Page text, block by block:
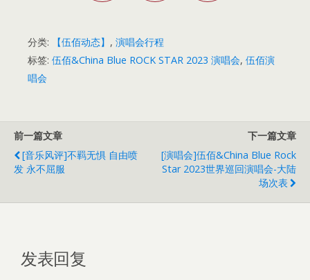
分类: 【伍佰动态】 , 演唱会行程
标签: 伍佰&China Blue ROCK STAR 2023 演唱会, 伍佰演
唱会
前一篇文章
[音乐风评]不羁无惧 自由喷
发 永不屈服
下一篇文章
[演唱会]伍佰&China Blue Rock
Star 2023世界巡回演唱会-大陆
场次表
发表回复